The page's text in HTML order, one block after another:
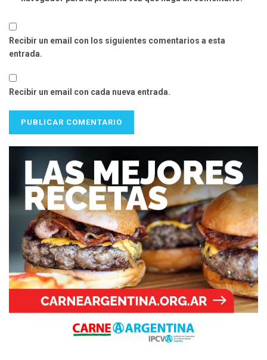
Recibir un email con los siguientes comentarios a esta
entrada.
Recibir un email con cada nueva entrada.